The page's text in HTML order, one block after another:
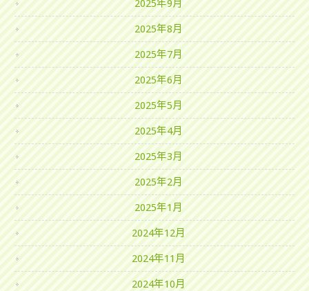
2025年9月
2025年8月
2025年7月
2025年6月
2025年5月
2025年4月
2025年3月
2025年2月
2025年1月
2024年12月
2024年11月
2024年10月